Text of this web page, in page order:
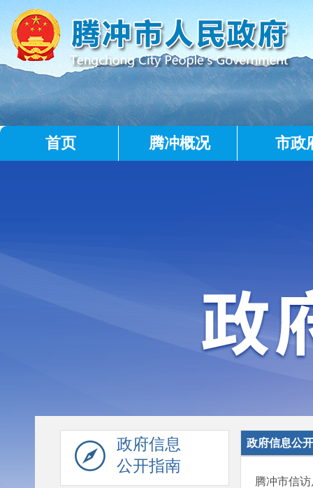
首页 腾冲概况 市政
政府信息
公开指南
政府信息公
腾冲市信